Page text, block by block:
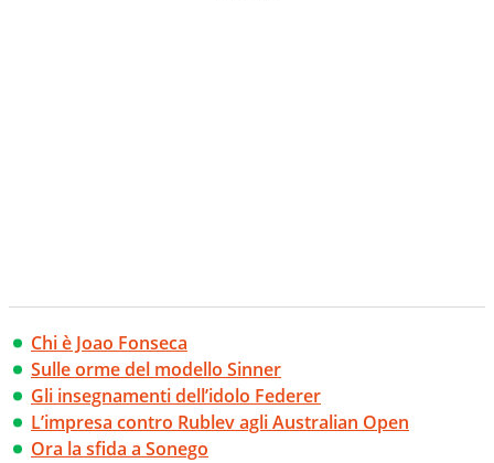
Chi è Joao Fonseca
Sulle orme del modello Sinner
Gli insegnamenti dell’idolo Federer
L’impresa contro Rublev agli Australian Open
Ora la sfida a Sonego